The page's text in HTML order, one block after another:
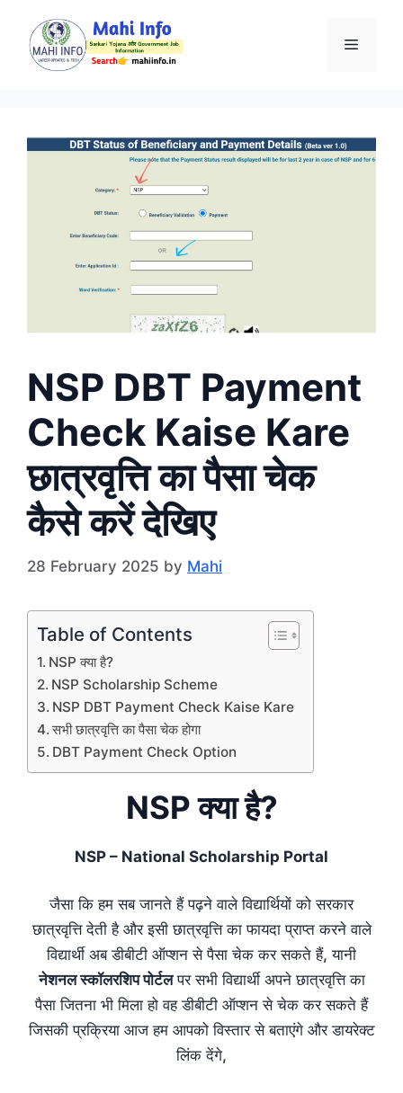
content
Menu
NSP DBT Payment
Check Kaise Kare
छात्रवृत्ति का पैसा चेक
कैसे करें देखिए
28 February 2025 by Mahi
Table of Contents
NSP क्या है?
NSP Scholarship Scheme
NSP DBT Payment Check Kaise Kare
सभी छात्रवृत्ति का पैसा चेक होगा
DBT Payment Check Option
NSP क्या है?
NSP – National Scholarship Portal
जैसा कि हम सब जानते हैं पढ़ने वाले विद्यार्थियों को सरकार
छात्रवृत्ति देती है और इसी छात्रवृत्ति का फायदा प्राप्त करने वाले
विद्यार्थी अब डीबीटी ऑप्शन से पैसा चेक कर सकते हैं, यानी
नेशनल स्कॉलरशिप पोर्टलपर सभी विद्यार्थी अपने छात्रवृत्ति का
पैसा जितना भी मिला हो वह डीबीटी ऑप्शन से चेक कर सकते हैं
जिसकी प्रक्रिया आज हम आपको विस्तार से बताएंगे और डायरेक्ट
लिंक देंगे,